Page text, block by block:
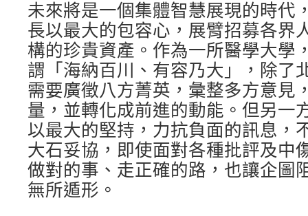
未來將是一個集體智慧展現的時代
長以最大的包容心，展臂招募各界
構的珍貴資產。作為一所醫學大學
謂「海納百川、有容乃大」，除了
需要廣徵八方菁英，彙整多方意見
量，並轉化成前進的動能。但另一
以最大的堅持，力抗負面的訊息，
大石妥協，即使面對各種批評及中
做對的事、走正確的路，也讓企圖
無所遁形。